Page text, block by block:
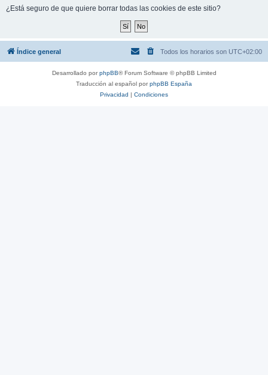
¿Está seguro de que quiere borrar todas las cookies de este sitio?
Índice general Todos los horarios son UTC+02:00
Desarrollado porphpBB® Forum Software © phpBB Limited
Traducción al español porphpBB España
Privacidad | Condiciones